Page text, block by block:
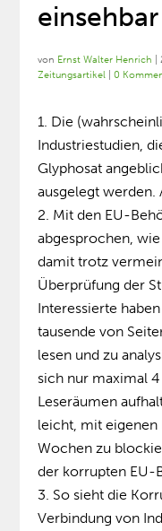
einsehbar
von Ernst Walter Henrich |
Zeitungsartikel |0
Die
Industriestudien,
Glyphosat
ausgelegt werden.
Mit den EU-
abgesprochen,
damit trotz
Überprüfung der
Interessierte
tausende von
lesen und zu
sich nur maximal
Leseräumen
leicht, mit eigenen
Wochen zu
der korrupten EU-
So sieht die
Verbindung von